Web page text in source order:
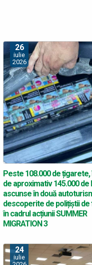
26
iulie
2026
Peste 108.000 de
de aproximativ 145.000 de
ascunse în două
descoperite de polițiștii
în cadrul acțiunii SUMMER
MIGRATION 3
24
iulie